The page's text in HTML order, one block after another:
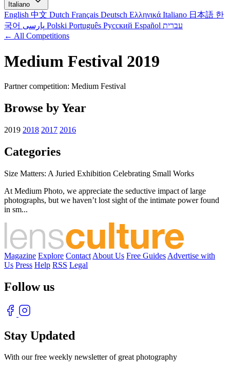
Italiano
English 中文 Dutch Français Deutsch Ελληνικά Italiano 日本語 한
국어
Polski Português Русский Español עברית
← All Competitions
Medium Festival 2019
Partner competition: Medium Festival
Browse by Year
2019 2018 2017 2016
Categories
Size Matters: A Juried Exhibition Celebrating Small Works
At Medium Photo, we appreciate the seductive impact of large
photographs, but we haven’t lost sight of the intimate power found
in sm...
Magazine Explore Contact About Us Free Guides Advertise with
Us Press Help RSS Legal
Follow us
Stay Updated
With our free weekly newsletter of great photography